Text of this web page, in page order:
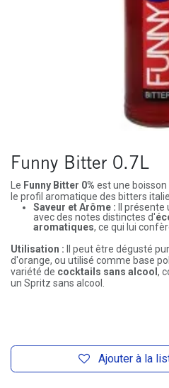
Funny Bitter 0.7L
Le Funny Bitter 0% est une
le profil aromatique des bitters
Saveur et Arôme : Il
avec des notes distinctes d'
aromatiques, ce qui lui
Utilisation : Il peut être dégusté
d'orange, ou utilisé comme base
variété de cocktails sans alcool ,
un Spritz sans alcool.
Ajouter à la